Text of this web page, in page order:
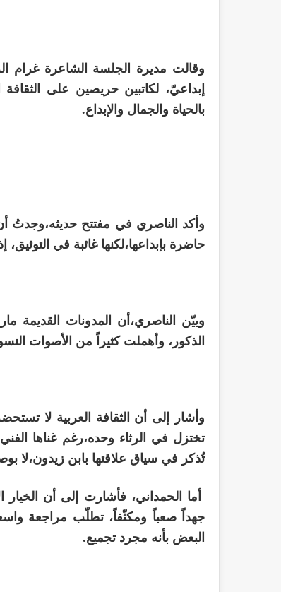
وقالت مديرة الجلسة الشاعرة غرام
إبداعيّ، لكاتبين حريصين على
بالحياة والجمال والإبداع.
وأكد الناصري في مفتتح حديثه،وجدتُ
حاضرة بإبداعها،لكنها غائبة في
وبيّن الناصري،أن المدونات
الذكور، وأهملت كثيراً من الأصوات
وأشار إلى أن الثقافة العربية لا
تختزل في الرثاء وحده،رغم غناها
تُذكر في سياق علاقتها بابن زيدون،لا
أما الحمداني، فأشارت إلى أن
جهداً صعباً ومكثّفاً، تطلّب مراجعة
البعض بأنه مجرد تجميع.